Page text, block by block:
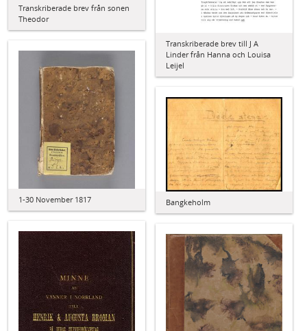
Transkriberade brev från sonen
Theodor
Transkriberade brev till J A
Linder från Hanna och Louisa
Leijel
1-30 November 1817 Bangkeholm